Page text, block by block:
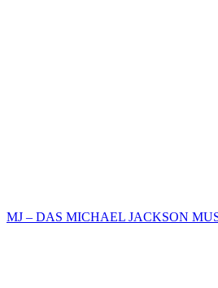
MJ – DAS MICHAEL JACKSON